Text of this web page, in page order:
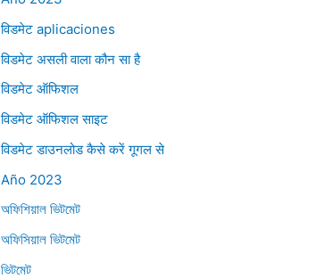
विडमेट aplicaciones
विडमेट असली वाला कौन सा है
विडमेट ऑफिशल
विडमेट ऑफिशल साइट
विडमेट डाउनलोड कैसे करें गूगल से
Año 2023
অফিশিয়াল ভিটমেট
অফিসিয়াল ভিটমেট
ভিটমেট